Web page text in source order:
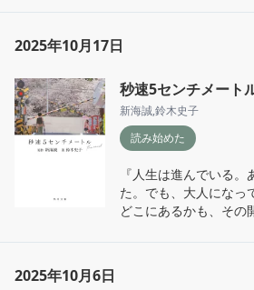
言えなかった言葉。伝
叶わなかった約束。
埋まらない空白は、焦
流れ込んでくる。』
『どうしたら、人は喪
『偶然は、実は偶然で
に成り立つ、限りなく
2025年10月17日
秒速5センチメート
新海誠,鈴木史子
読み始めた
『人生は進んでいる
た。でも、大人になっ
どこにあるかも、その
2025年10月6日